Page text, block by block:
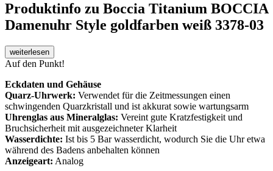
Produktinfo zu Boccia Titanium BOCCIA
Damenuhr Style goldfarben weiß 3378-03
weiterlesen
Auf den Punkt!
Eckdaten und Gehäuse
Quarz-Uhrwerk: Verwendet für die Zeitmessungen einen
schwingenden Quarzkristall und ist akkurat sowie wartungsarm
Uhrenglas aus Mineralglas: Vereint gute Kratzfestigkeit und
Bruchsicherheit mit ausgezeichneter Klarheit
Wasserdichte: Ist bis 5 Bar wasserdicht, wodurch Sie die Uhr etwa
während des Badens anbehalten können
Anzeigeart: Analog